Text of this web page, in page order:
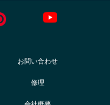
お問い合わせ
修理